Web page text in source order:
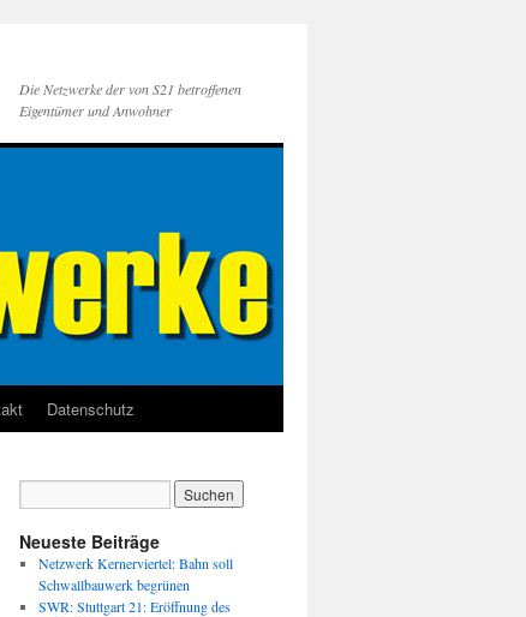
Die Netzwerke der von S21 betroffenen
Eigentümer und Anwohner
Datenschutz
Neueste Beiträge
Netzwerk Kernerviertel: Bahn soll
Schwallbauwerk begrünen
SWR: Stuttgart 21: Eröffnung des